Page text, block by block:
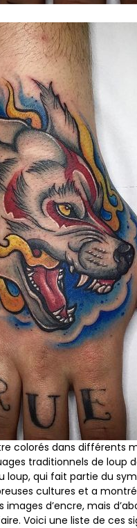
colorés dans différents
​​traditionnels de loup
loup, qui fait partie du
cultures et a
images d’encre, mais
Voici une liste de ces